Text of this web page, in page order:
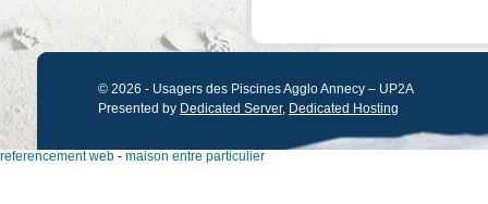
© 2026 - Usagers des Piscines Agglo Annecy – UP2A
Presented by Dedicated Server, Dedicated Hosting
referencement web - maison entre particulier